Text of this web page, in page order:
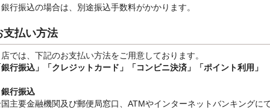
行振込の場合は、別途振込手数料がかかります。
支払い方法
では、下記のお支払い方法をご用意しております。
行振込」
「クレジットカード」「コンビニ決済」「ポイント利用」
行振込
主要金融機関及び郵便局窓口、ATMやインターネットバンキングに